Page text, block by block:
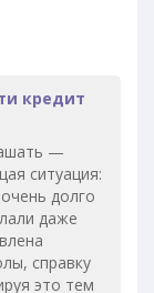
кредит
—
ситуация:
долго
даже
справку
это тем